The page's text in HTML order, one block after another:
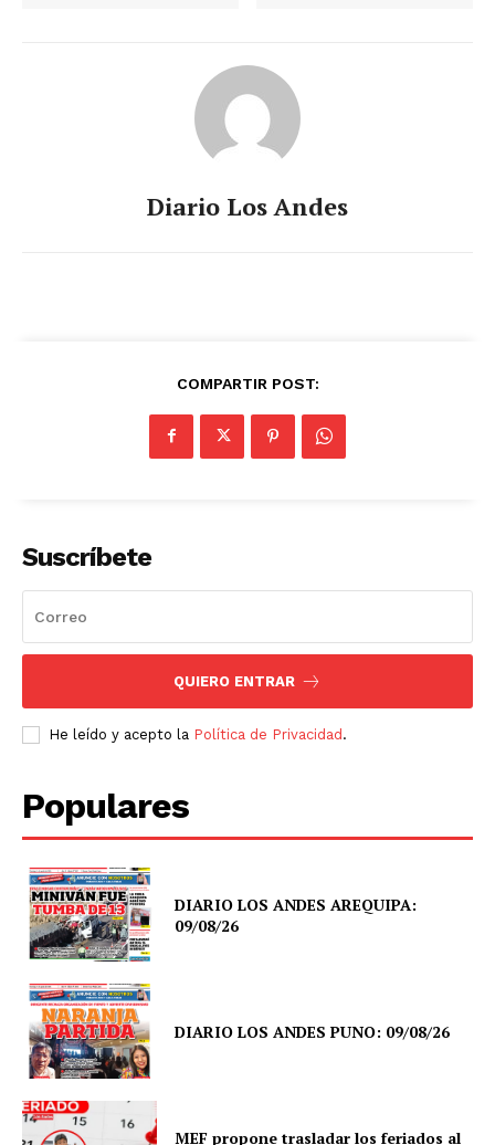
Diario Los Andes
COMPARTIR POST:
Suscríbete
QUIERO ENTRAR
He leído y acepto la Política de Privacidad.
Populares
DIARIO LOS ANDES AREQUIPA:
09/08/26
DIARIO LOS ANDES PUNO: 09/08/26
MEF propone trasladar los feriados al